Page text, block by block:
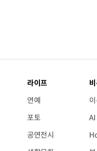
라이프
연예
포토
공연전시